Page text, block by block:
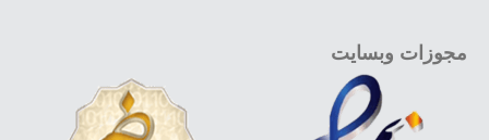
مجوزات وبسایت